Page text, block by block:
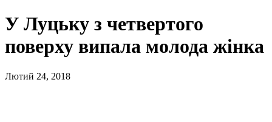
У Луцьку з четвертого
поверху випала молода жінка
Лютий 24, 2018